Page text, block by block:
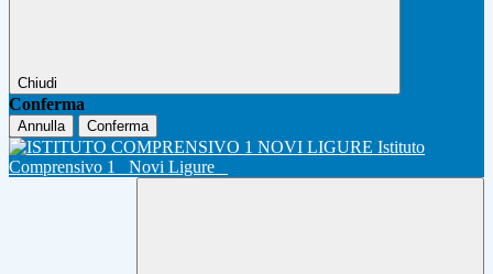
Chiudi
Conferma
Annulla Conferma
Istituto
Comprensivo 1
Novi Ligure